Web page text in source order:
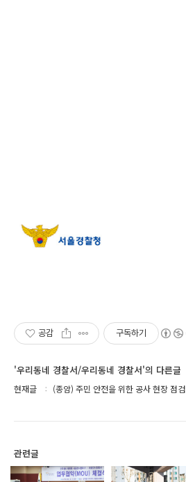
공감 구독하기
'우리동네 경찰서/우리동네 경찰서'의 다른글
현재글 (종암) 주민 안전을 위한 공사 현장 점검
관련글